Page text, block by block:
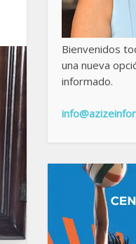
Bienvenidos
una nueva
informado.